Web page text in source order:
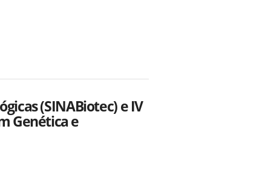
(SINABiotec) e IV
Genética e